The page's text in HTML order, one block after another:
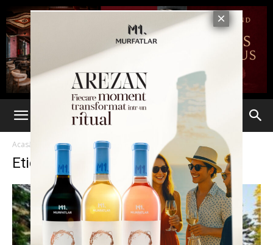
Acasă Etichete Concurs international
Etichetă: concurs international